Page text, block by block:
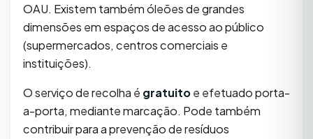
OAU. Existem também óleões de grandes
dimensões em espaços de acesso ao público
(supermercados, centros comerciais e
instituições).
O serviço de recolha é gratuitoe efetuado porta-
a-porta, mediante marcação. Pode também
contribuir para a prevenção de resíduos